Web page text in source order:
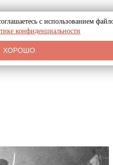
с использованием
конфиденциальности
ХОРОШО